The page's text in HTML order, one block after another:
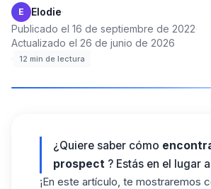
E Elodie·
Publicado el 16 de septiembre de 2022·
Actualizado el 26 de junio de 2026
·
12 min de lectura
¿Quiere saber cómo
prospect ? Estás en el lugar
¡En este artículo, te mostraremos